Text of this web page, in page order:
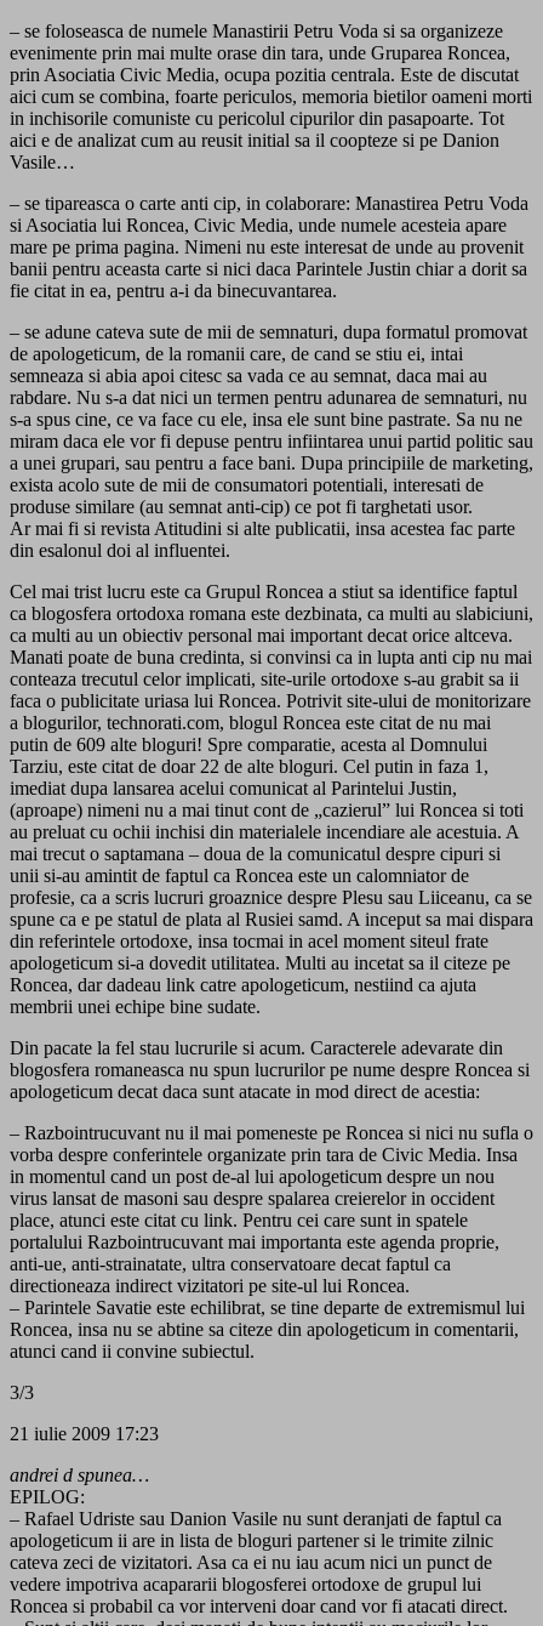
– se foloseasca de numele Manastirii Petru Voda si sa organizeze
evenimente prin mai multe orase din tara, unde Gruparea Roncea,
prin Asociatia Civic Media, ocupa pozitia centrala. Este de discutat
aici cum se combina, foarte periculos, memoria bietilor oameni morti
in inchisorile comuniste cu pericolul cipurilor din pasapoarte. Tot
aici e de analizat cum au reusit initial sa il coopteze si pe Danion
Vasile…
– se tipareasca o carte anti cip, in colaborare: Manastirea Petru Voda
si Asociatia lui Roncea, Civic Media, unde numele acesteia apare
mare pe prima pagina. Nimeni nu este interesat de unde au provenit
banii pentru aceasta carte si nici daca Parintele Justin chiar a dorit sa
fie citat in ea, pentru a-i da binecuvantarea.
– se adune cateva sute de mii de semnaturi, dupa formatul promovat
de apologeticum, de la romanii care, de cand se stiu ei, intai
semneaza si abia apoi citesc sa vada ce au semnat, daca mai au
rabdare. Nu s-a dat nici un termen pentru adunarea de semnaturi, nu
s-a spus cine, ce va face cu ele, insa ele sunt bine pastrate. Sa nu ne
miram daca ele vor fi depuse pentru infiintarea unui partid politic sau
a unei grupari, sau pentru a face bani. Dupa principiile de marketing,
exista acolo sute de mii de consumatori potentiali, interesati de
produse similare (au semnat anti-cip) ce pot fi targhetati usor.
Ar mai fi si revista Atitudini si alte publicatii, insa acestea fac parte
din esalonul doi al influentei.
Cel mai trist lucru este ca Grupul Roncea a stiut sa identifice faptul
ca blogosfera ortodoxa romana este dezbinata, ca multi au slabiciuni,
ca multi au un obiectiv personal mai important decat orice altceva.
Manati poate de buna credinta, si convinsi ca in lupta anti cip nu mai
conteaza trecutul celor implicati, site-urile ortodoxe s-au grabit sa ii
faca o publicitate uriasa lui Roncea. Potrivit site-ului de monitorizare
a blogurilor, technorati.com, blogul Roncea este citat de nu mai
putin de 609 alte bloguri! Spre comparatie, acesta al Domnului
Tarziu, este citat de doar 22 de alte bloguri. Cel putin in faza 1,
imediat dupa lansarea acelui comunicat al Parintelui Justin,
(aproape) nimeni nu a mai tinut cont de „cazierul” lui Roncea si toti
au preluat cu ochii inchisi din materialele incendiare ale acestuia. A
mai trecut o saptamana – doua de la comunicatul despre cipuri si
unii si-au amintit de faptul ca Roncea este un calomniator de
profesie, ca a scris lucruri groaznice despre Plesu sau Liiceanu, ca se
spune ca e pe statul de plata al Rusiei samd. A inceput sa mai dispara
din referintele ortodoxe, insa tocmai in acel moment siteul frate
apologeticum si-a dovedit utilitatea. Multi au incetat sa il citeze pe
Roncea, dar dadeau link catre apologeticum, nestiind ca ajuta
membrii unei echipe bine sudate.
Din pacate la fel stau lucrurile si acum. Caracterele adevarate din
blogosfera romaneasca nu spun lucrurilor pe nume despre Roncea si
apologeticum decat daca sunt atacate in mod direct de acestia:
– Razbointrucuvant nu il mai pomeneste pe Roncea si nici nu sufla o
vorba despre conferintele organizate prin tara de Civic Media. Insa
in momentul cand un post de-al lui apologeticum despre un nou
virus lansat de masoni sau despre spalarea creierelor in occident
place, atunci este citat cu link. Pentru cei care sunt in spatele
portalului Razbointrucuvant mai importanta este agenda proprie,
anti-ue, anti-strainatate, ultra conservatoare decat faptul ca
directioneaza indirect vizitatori pe site-ul lui Roncea.
– Parintele Savatie este echilibrat, se tine departe de extremismul lui
Roncea, insa nu se abtine sa citeze din apologeticum in comentarii,
atunci cand ii convine subiectul.
3/3
21 iulie 2009 17:23
andrei d spunea…
EPILOG:
– Rafael Udriste sau Danion Vasile nu sunt deranjati de faptul ca
apologeticum ii are in lista de bloguri partener si le trimite zilnic
cateva zeci de vizitatori. Asa ca ei nu iau acum nici un punct de
vedere impotriva acapararii blogosferei ortodoxe de grupul lui
Roncea si probabil ca vor interveni doar cand vor fi atacati direct.